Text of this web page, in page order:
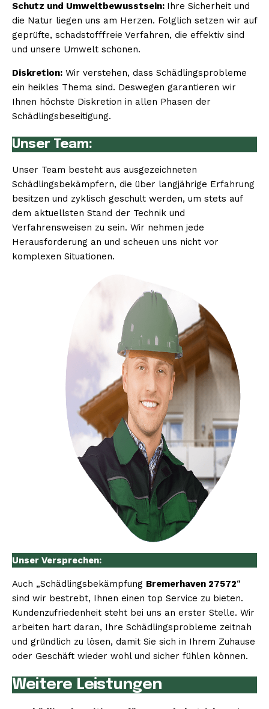
Schutz und Umweltbewusstsein: Ihre Sicherheit und
die Natur liegen uns am Herzen. Folglich setzen wir auf
geprüfte, schadstofffreie Verfahren, die effektiv sind
und unsere Umwelt schonen.
Diskretion: Wir verstehen, dass Schädlingsprobleme
ein heikles Thema sind. Deswegen garantieren wir
Ihnen höchste Diskretion in allen Phasen der
Schädlingsbeseitigung.
Unser Team:
Unser Team besteht aus ausgezeichneten
Schädlingsbekämpfern, die über langjährige Erfahrung
besitzen und zyklisch geschult werden, um stets auf
dem aktuellsten Stand der Technik und
Verfahrensweisen zu sein. Wir nehmen jede
Herausforderung an und scheuen uns nicht vor
komplexen Situationen.
Unser Versprechen:
Auch „Schädlingsbekämpfung Bremerhaven 27572“
sind wir bestrebt, Ihnen einen top Service zu bieten.
Kundenzufriedenheit steht bei uns an erster Stelle. Wir
arbeiten hart daran, Ihre Schädlingsprobleme zeitnah
und gründlich zu lösen, damit Sie sich in Ihrem Zuhause
oder Geschäft wieder wohl und sicher fühlen können.
Weitere Leistungen